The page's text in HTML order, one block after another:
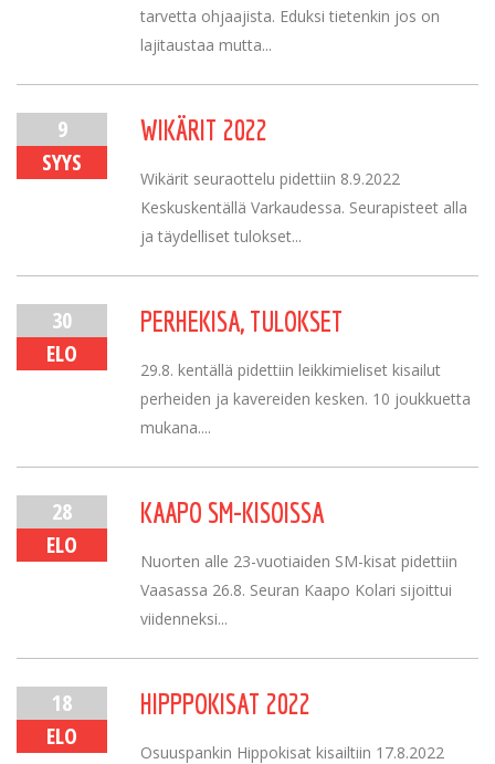
tarvetta ohjaajista. Eduksi tietenkin jos on
lajitaustaa mutta...
9
SYYS
WIKÄRIT 2022
Wikärit seuraottelu pidettiin 8.9.2022
Keskuskentällä Varkaudessa. Seurapisteet alla
ja täydelliset tulokset...
30
ELO
PERHEKISA, TULOKSET
29.8. kentällä pidettiin leikkimieliset kisailut
perheiden ja kavereiden kesken. 10 joukkuetta
mukana....
28
ELO
KAAPO SM-KISOISSA
Nuorten alle 23-vuotiaiden SM-kisat pidettiin
Vaasassa 26.8. Seuran Kaapo Kolari sijoittui
viidenneksi...
18
ELO
HIPPPOKISAT 2022
Osuuspankin Hippokisat kisailtiin 17.8.2022